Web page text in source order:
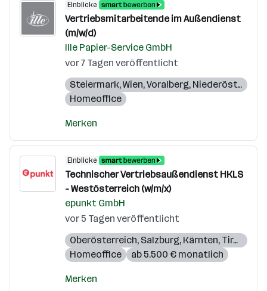
Einblicke
Vertriebsmitarbeitende im Außendienst
(m/w/d)
Ille Papier-Service GmbH
vor 7 Tagen veröffentlicht
Steiermark,Wien,Voralberg, Niederösterreich
Homeoffice
Merken
Einblicke
Technischer Vertriebsaußendienst HKLS
- Westösterreich (w/m/x)
epunkt GmbH
vor 5 Tagen veröffentlicht
Oberösterreich, Salzburg, Kärnten, Tirol
Homeoffice
ab 5.500 € monatlich
Merken